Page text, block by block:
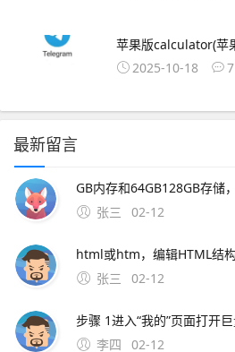
苹果版calculator(苹
2025-10-18
7
最新留言
张三
02-12
张三
02-12
李四
02-12